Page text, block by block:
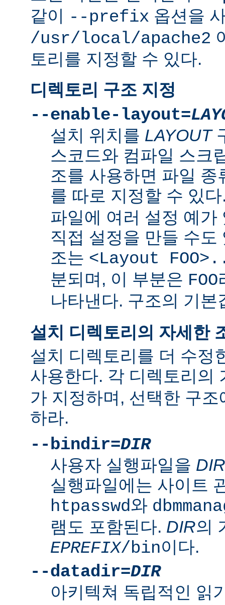
같이
--prefix 옵션을
/usr/local/apache2
토리를 지정할 수 있다.
디렉토리 구조 지정
--enable-layout=
설치 위치를 LAYOUT
스코드와 컴파일 스크
조를 사용하면 파일
를 따로 지정할 수 있
파일에 여러 설정 예가
직접 설정을 만들 수도
조는 <Layout
분되며, 이 부분은 FOO
나타낸다. 구조의 기
설치 디렉토리의 자세한
설치 디렉토리를 더 수정
사용한다. 각 디렉토리의
가 지정하며, 선택한 구
하라.
--bindir=DIR
사용자 실행파일을 DIR
실행파일에는 사이트
htpasswd와
램도 포함된다. DIR의
EPREFIX/bin이다.
--datadir=DIR
아키텍쳐 독립적인 읽